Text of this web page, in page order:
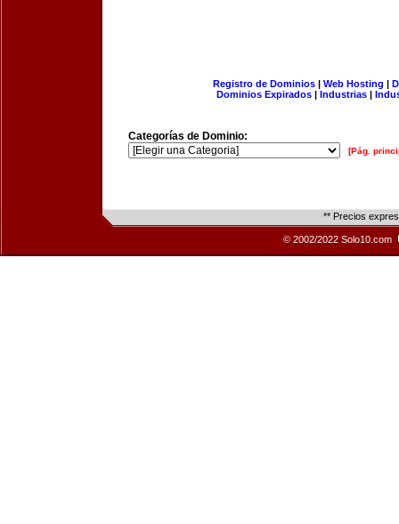
Registro de Dominios| Web Hosting |
Dominios Expirados | Industrias |
Categorías de Dominio:
[Pág.
** Precios
© 2002/2022 Solo10.com